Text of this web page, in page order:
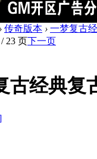
› 传奇版本 › 一梦复古
/ 23 页下一页
古经典复